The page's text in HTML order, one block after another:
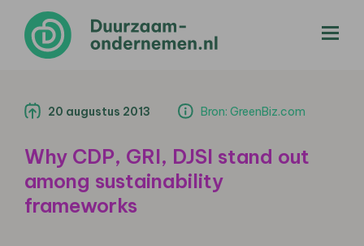
20 augustus 2013 Bron: GreenBiz.com
Why CDP, GRI, DJSI stand out
among sustainability
frameworks